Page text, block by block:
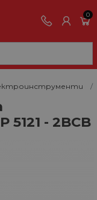
0
- 2BCB